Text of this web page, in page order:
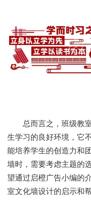
总而言之，班级教
生学习的良好环境，它
能培养学生的创造力和
墙时，需要考虑主题的
望通过启橙广告小编的
室文化墙设计的启示和帮